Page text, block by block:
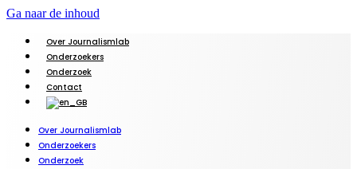
Ga naar de inhoud
Over Journalismlab
Onderzoekers
Onderzoek
Contact
Over Journalismlab
Onderzoekers
Onderzoek